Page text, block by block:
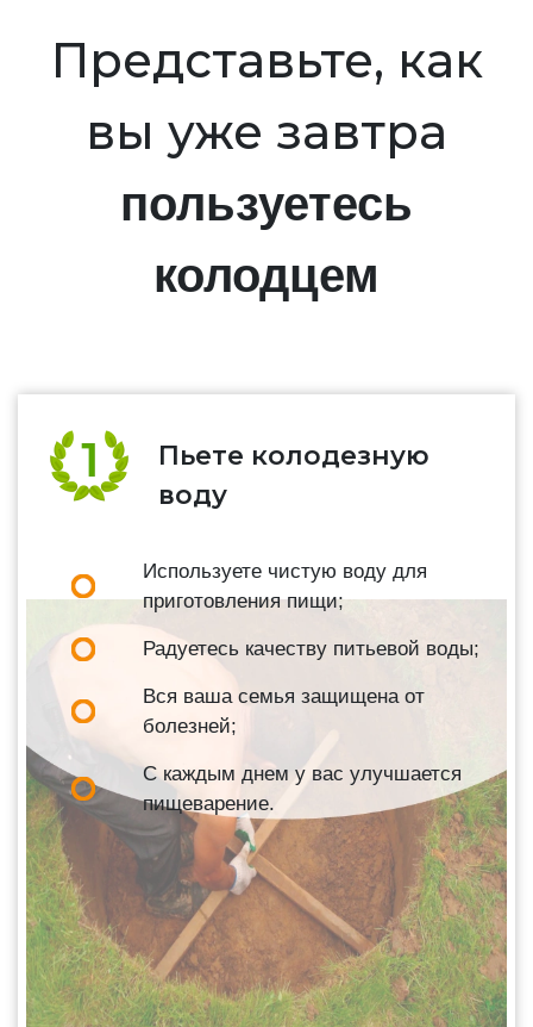
Представьте, как
вы уже завтра
пользуетесь
колодцем
Пьете колодезную
воду
Используете чистую воду для
приготовления пищи;
Радуетесь качеству питьевой воды;
Вся ваша семья защищена от
болезней;
С каждым днем у вас улучшается
пищеварение.